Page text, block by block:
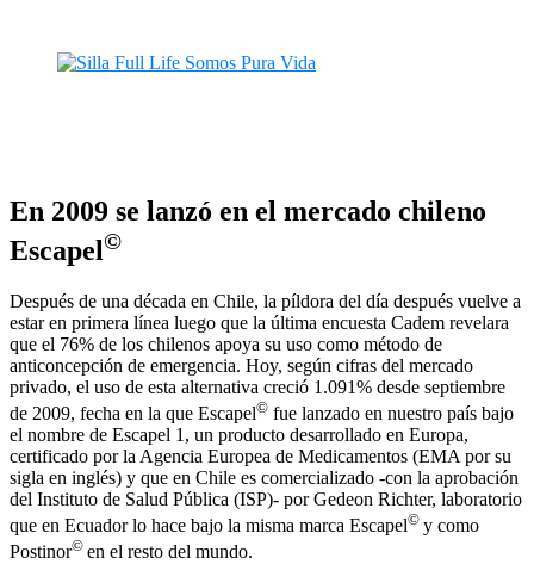
En 2009 se lanzó en el mercado chileno
Escapel©
Después de una década en Chile, la píldora del día después vuelve a
estar en primera línea luego que la última encuesta Cadem revelara
que el 76% de los chilenos apoya su uso como método de
anticoncepción de emergencia. Hoy, según cifras del mercado
privado, el uso de esta alternativa creció 1.091% desde septiembre
de 2009, fecha en la que Escapel© fue lanzado en nuestro país bajo
el nombre de Escapel 1, un producto desarrollado en Europa,
certificado por la Agencia Europea de Medicamentos (EMA por su
sigla en inglés) y que en Chile es comercializado -con la aprobación
del Instituto de Salud Pública (ISP)- por Gedeon Richter, laboratorio
que en Ecuador lo hace bajo la misma marca Escapel© y como
Postinor© en el resto del mundo.